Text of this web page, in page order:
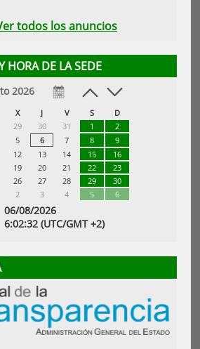
todos los anuncios
HORA DE LA SEDE
2026
X J V S
D
29 30 31 1
2
5 6 7 8
9
12 13 14 15
16
19 20 21 22
23
26 27 28 29
30
2 3 4 5 6
06/08/2026
6:02:33 (UTC/GMT +2)